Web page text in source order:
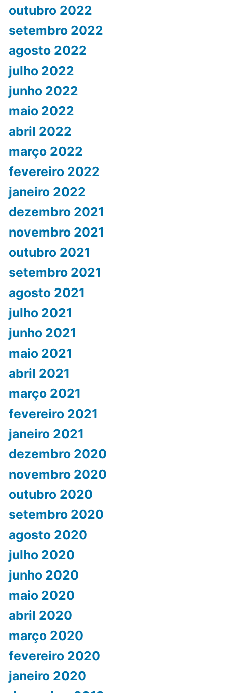
outubro 2022
setembro 2022
agosto 2022
julho 2022
junho 2022
maio 2022
abril 2022
março 2022
fevereiro 2022
janeiro 2022
dezembro 2021
novembro 2021
outubro 2021
setembro 2021
agosto 2021
julho 2021
junho 2021
maio 2021
abril 2021
março 2021
fevereiro 2021
janeiro 2021
dezembro 2020
novembro 2020
outubro 2020
setembro 2020
agosto 2020
julho 2020
junho 2020
maio 2020
abril 2020
março 2020
fevereiro 2020
janeiro 2020